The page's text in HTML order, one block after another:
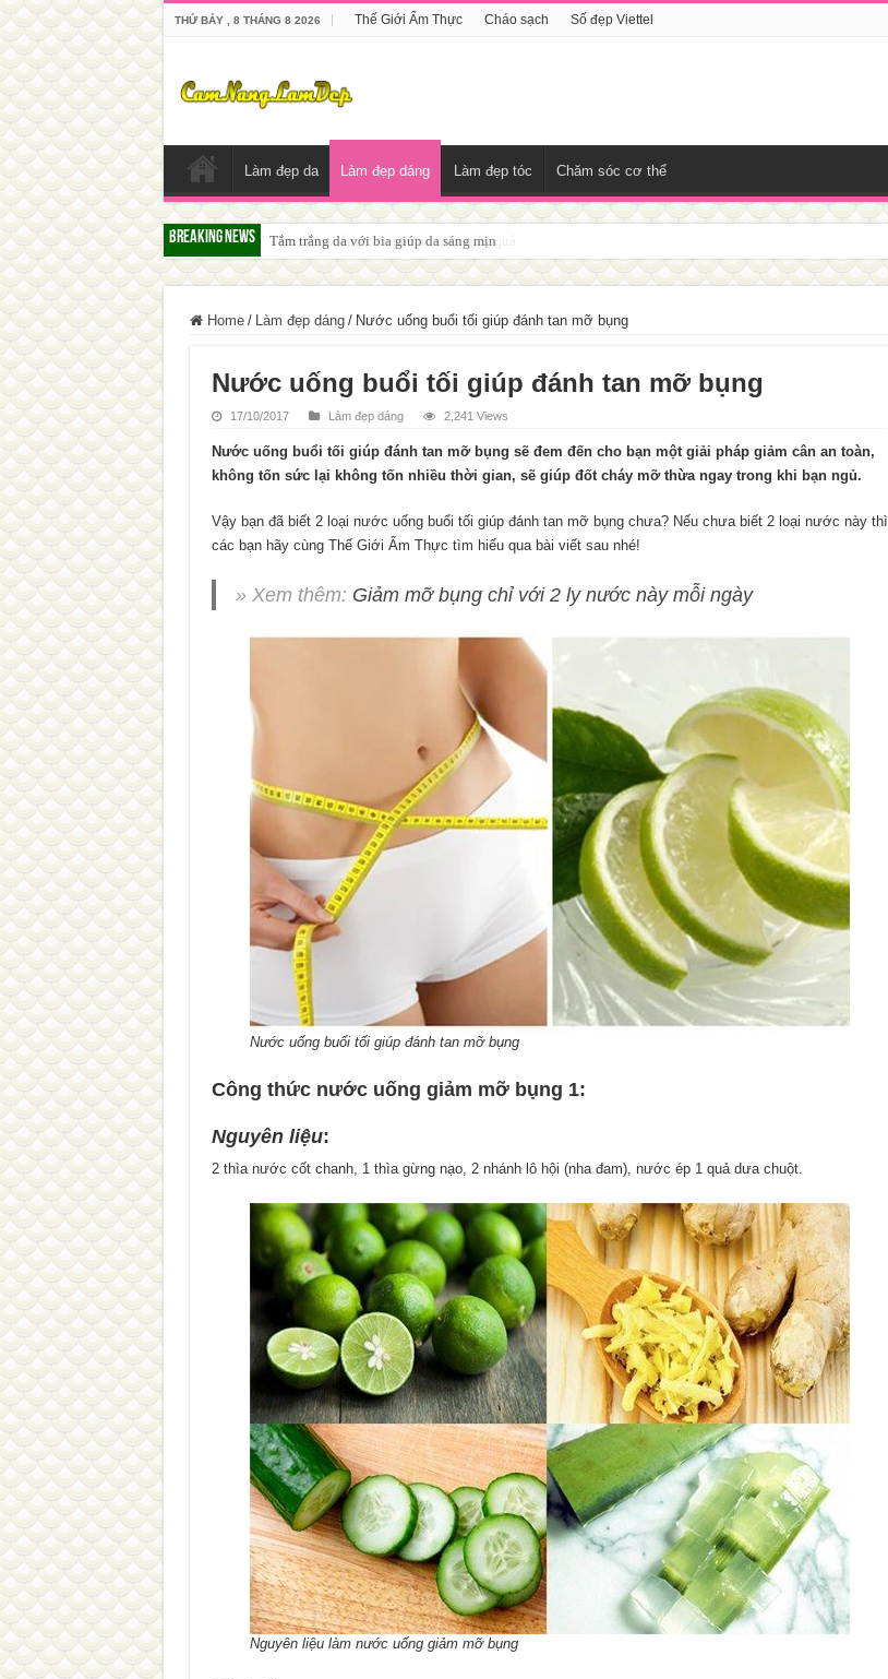
THỨ BẢY , 8 THÁNG 8 2026 Thế Giới Ẩm Thực Cháo sạch Số đẹp Viettel
Làm đẹp da Làm đẹp dáng Làm đẹp tóc Chăm sóc cơ thể
Breaking News Tắm trắng da với bia giúp da sáng mịn
Home / Làm đẹp dáng / Nước uống buổi tối giúp đánh tan mỡ bụng
Nước uống buổi tối giúp đánh tan mỡ bụng
17/10/2017 Làm đẹp dáng 2,241 Views
Nước uống buổi tối giúp đánh tan mỡ bụng sẽ đem đến cho bạn một giải pháp giảm cân an toàn,
không tốn sức lại không tốn nhiều thời gian, sẽ giúp đốt cháy mỡ thừa ngay trong khi bạn ngủ.
Vậy bạn đã biết 2 loại nước uống buổi tối giúp đánh tan mỡ bụng chưa? Nếu chưa biết 2 loại nước này thì
các bạn hãy cùng Thế Giới Ẩm Thực tìm hiểu qua bài viết sau nhé!
» Xem thêm: Giảm mỡ bụng chỉ với 2 ly nước này mỗi ngày
Nước uống buổi tối giúp đánh tan mỡ bụng
Công thức nước uống giảm mỡ bụng 1:
Nguyên liệu:
2 thìa nước cốt chanh, 1 thìa gừng nạo, 2 nhánh lô hội (nha đam), nước ép 1 quả dưa chuột.
Nguyên liệu làm nước uống giảm mỡ bụng